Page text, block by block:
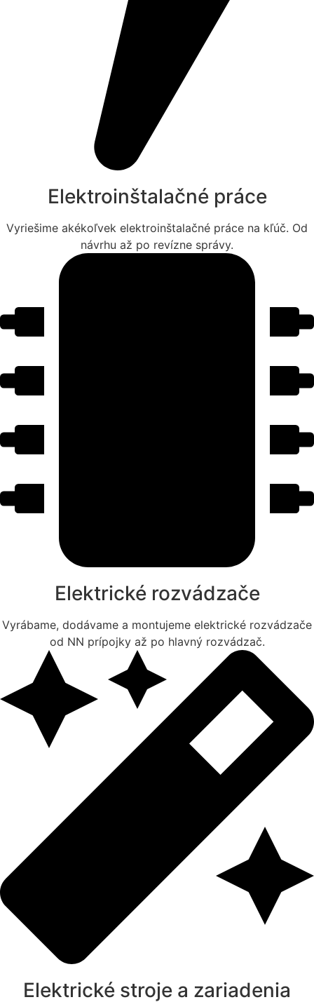
Elektroinštalačné práce
Vyriešime akékoľvek elektroinštalačné práce na kľúč. Od
návrhu až po revízne správy.
Elektrické rozvádzače
Vyrábame, dodávame a montujeme elektrické rozvádzače
od NN prípojky až po hlavný rozvádzač.
Elektrické stroje a zariadenia